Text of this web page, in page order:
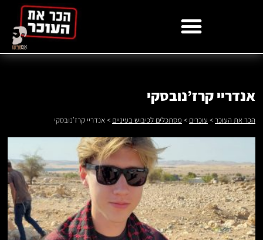
אנדריי קרז’נובסקי
הכר את העוכר> עוכרים > מסתכלים לכיבוש בעיניים >אנדריי קרז'נובסקי